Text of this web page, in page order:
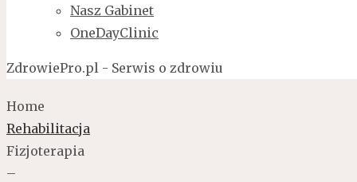
Nasz Gabinet
OneDayClinic
ZdrowiePro.pl - Serwis o zdrowiu
Home
Rehabilitacja
Fizjoterapia
–